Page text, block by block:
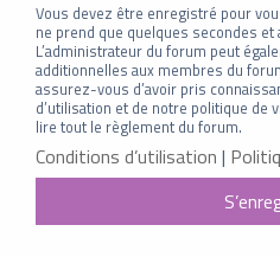
Vous devez être enregistré pour
ne prend que quelques secondes
L’administrateur du forum peut
additionnelles aux membres du
assurez-vous d’avoir pris
d’utilisation et de notre politique de
lire tout le règlement du forum.
Conditions d’utilisation |